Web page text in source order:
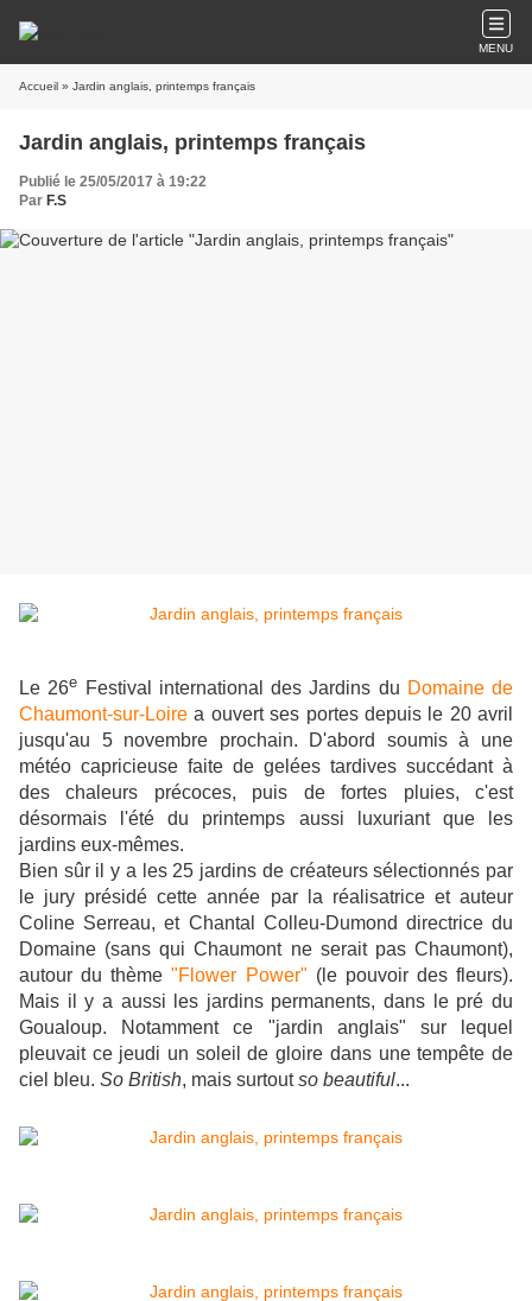
MENU
Accueil » Jardin anglais, printemps français
Jardin anglais, printemps français
Publié le 25/05/2017 à 19:22
Par F.S
Le 26e Festival international des Jardins du Domaine de
Chaumont-sur-Loire a ouvert ses portes depuis le 20 avril
jusqu'au 5 novembre prochain. D'abord soumis à une
météo capricieuse faite de gelées tardives succédant à
des chaleurs précoces, puis de fortes pluies, c'est
désormais l'été du printemps aussi luxuriant que les
jardins eux-mêmes.
Bien sûr il y a les 25 jardins de créateurs sélectionnés par
le jury présidé cette année par la réalisatrice et auteur
Coline Serreau, et Chantal Colleu-Dumond directrice du
Domaine (sans qui Chaumont ne serait pas Chaumont),
autour du thème"Flower Power" (le pouvoir des fleurs).
Mais il y a aussi les jardins permanents, dans le pré du
Goualoup. Notamment ce "jardin anglais" sur lequel
pleuvait ce jeudi un soleil de gloire dans une tempête de
ciel bleu. So British, mais surtoutso beautiful...